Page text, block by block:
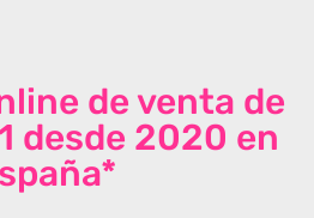
de venta de
desde 2020 en